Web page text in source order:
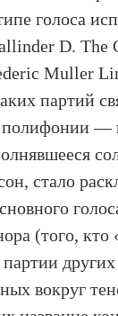
голоса
D. The
Muller
партий
полифонии —
стало
(того, кто
других
вокруг